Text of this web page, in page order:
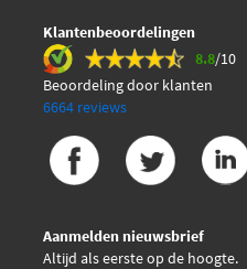
Klantenbeoordelingen
8.8/10
Beoordeling door klanten
6664 reviews
Aanmelden nieuwsbrief
Altijd als eerste op de hoogte.